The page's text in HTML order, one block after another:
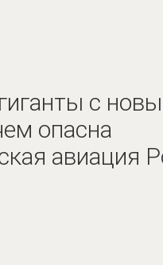
с
опасна
авиация